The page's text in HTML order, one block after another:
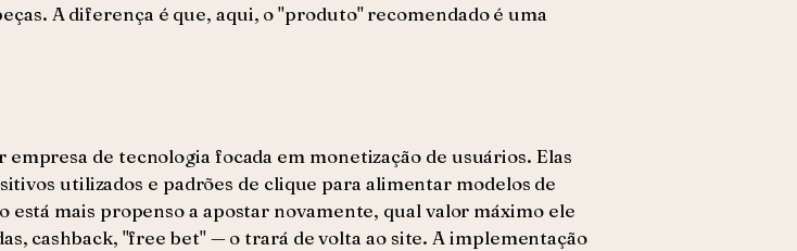
A diferença é que, aqui, o "produto" recomendado é uma
de tecnologia focada em monetização de usuários. Elas
utilizados e padrões de clique para alimentar modelos de
mais propenso a apostar novamente, qual valor máximo ele
cashback, "free bet" — o trará de volta ao site. A implementação